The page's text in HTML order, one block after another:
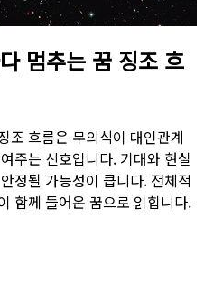
멈추는 꿈 징조 흐
조 흐름은 무의식이 대인관계
주는 신호입니다. 기대와 현실
정될 가능성이 큽니다. 전체적
함께 들어온 꿈으로 읽힙니다.